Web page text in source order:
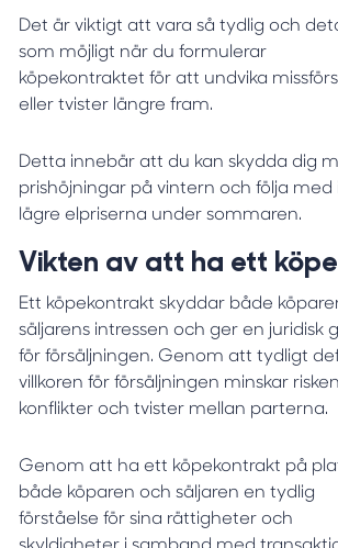
Det är viktigt att vara så tydlig och
som möjligt när du formulerar
köpekontraktet för att undvika
eller tvister längre fram.
Detta innebär att du kan skydda dig
prishöjningar på vintern och följa med
lägre elpriserna under sommaren.
Vikten av att ha ett
Ett köpekontrakt skyddar både
säljarens intressen och ger en juridisk
för försäljningen. Genom att tydligt
villkoren för försäljningen minskar
konflikter och tvister mellan parterna.
Genom att ha ett köpekontrakt på
både köparen och säljaren en tydlig
förståelse för sina rättigheter och
skyldigheter i samband med